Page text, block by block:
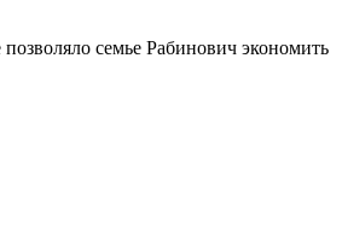
семье Рабинович экономить